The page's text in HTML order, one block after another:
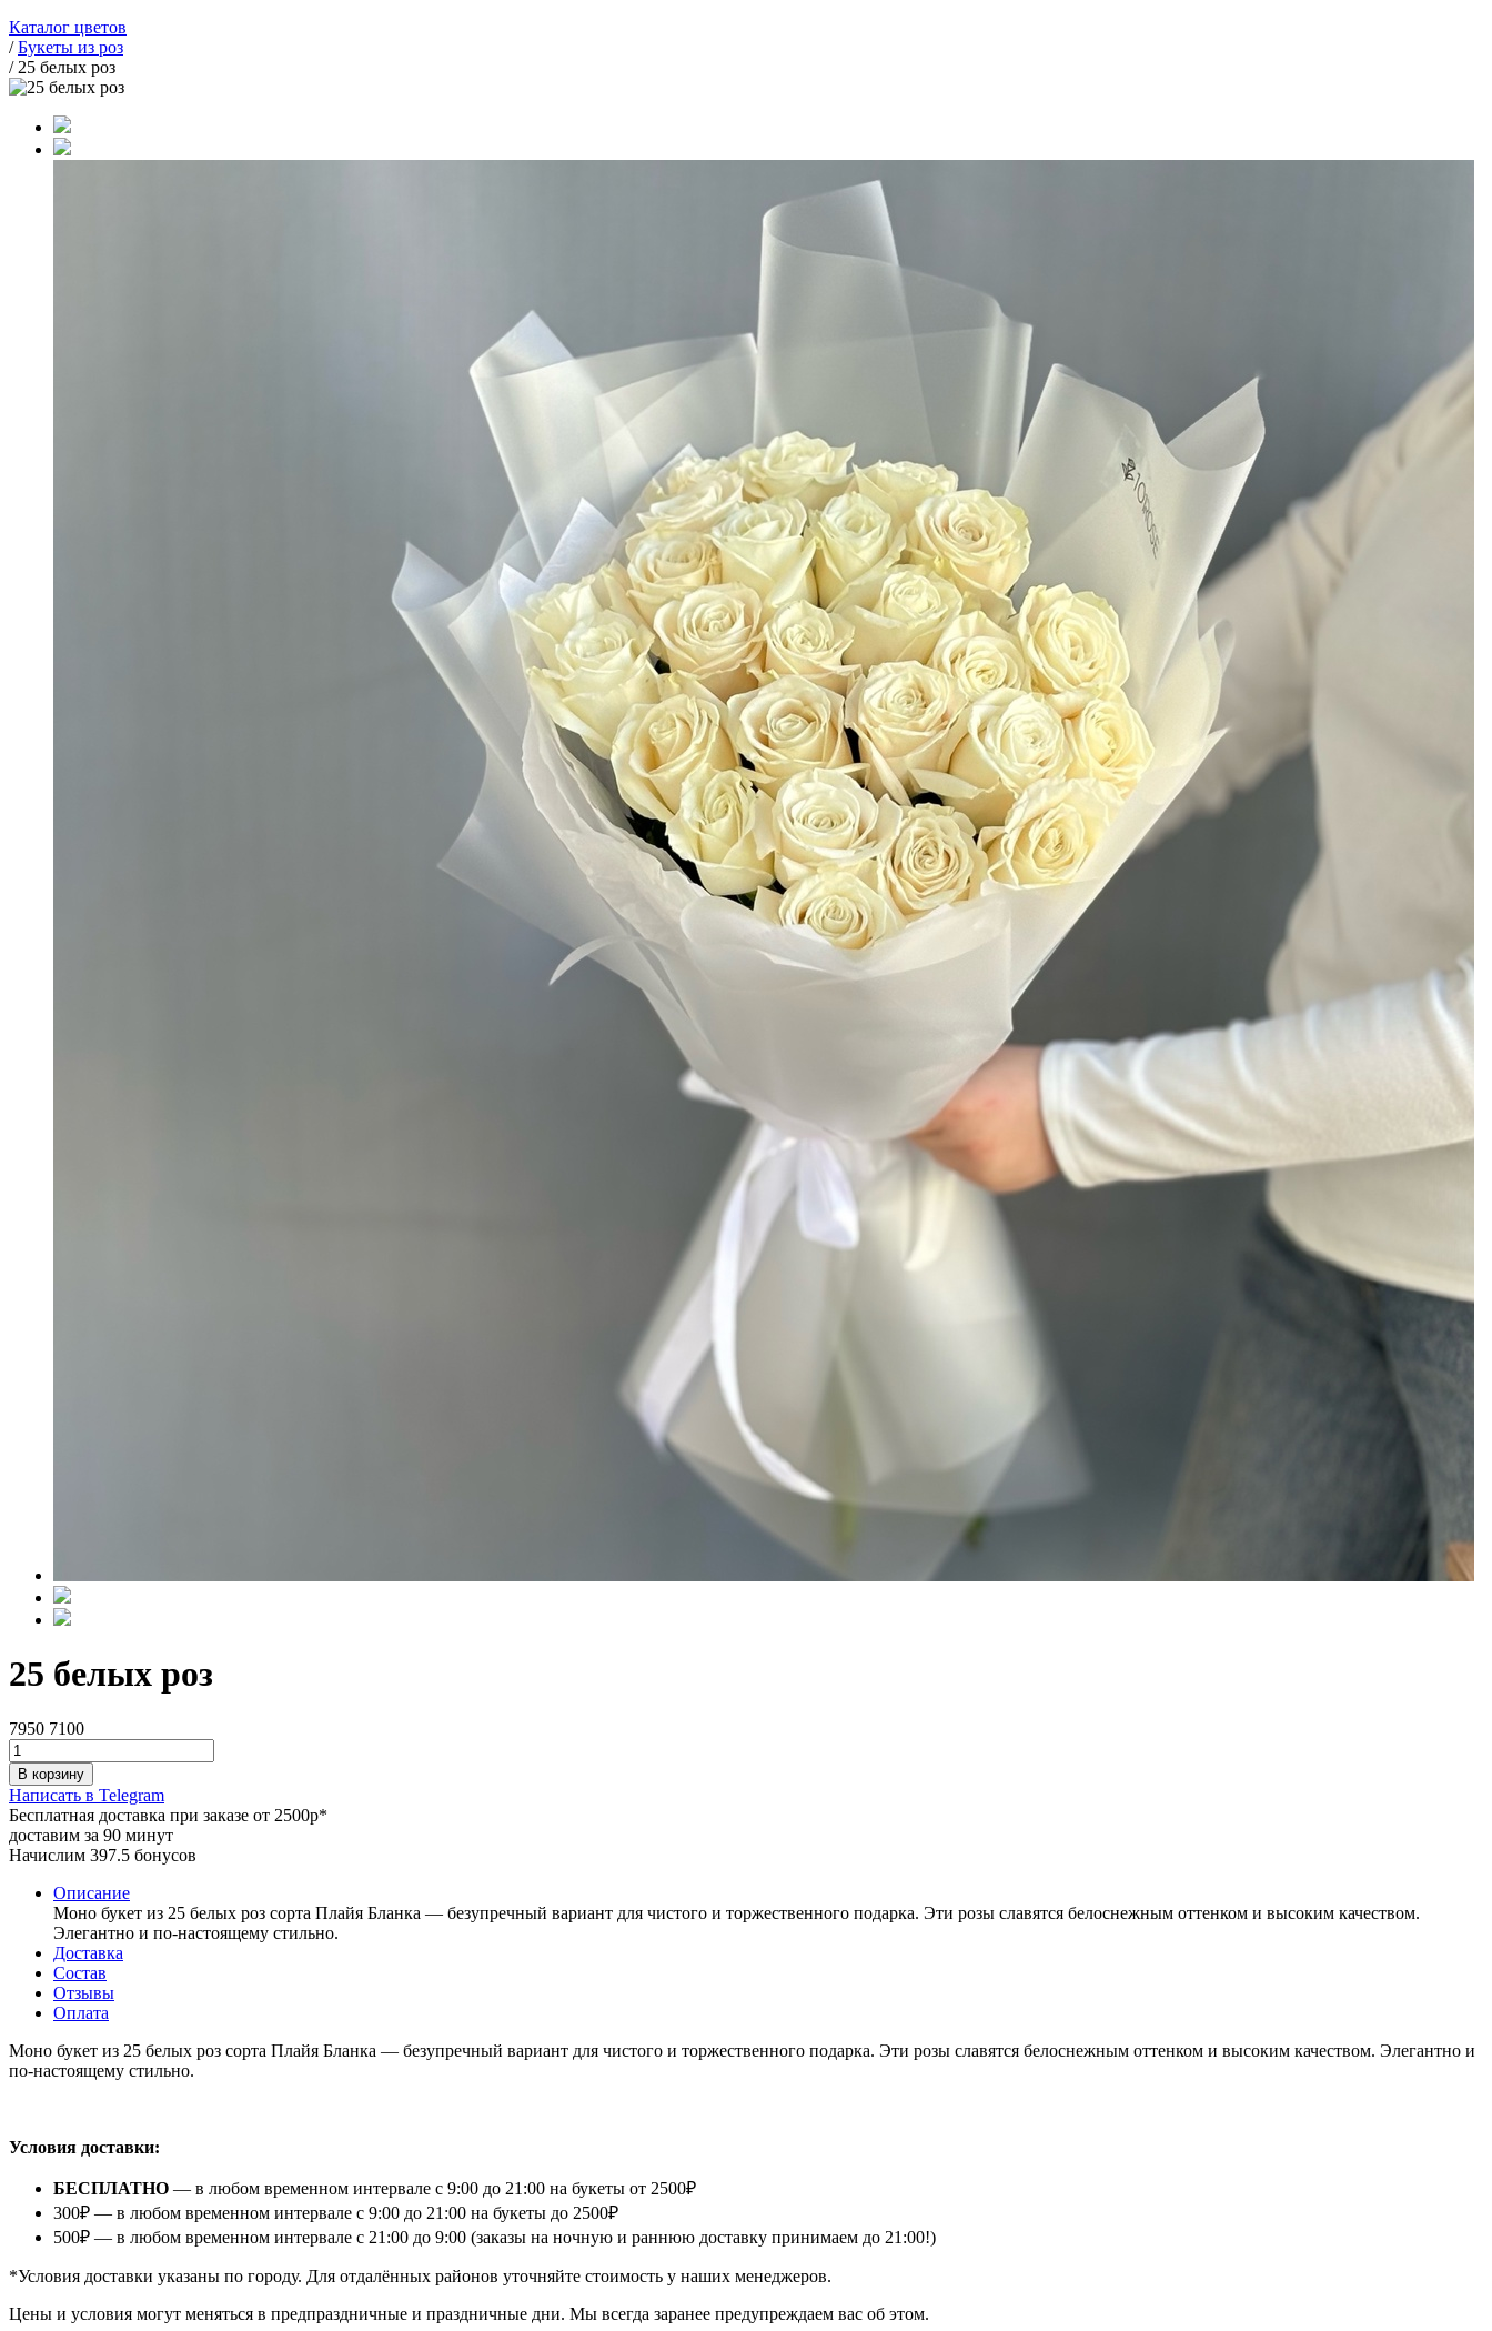
Каталог цветов
/Букеты из роз
/ 25 белых роз
25 белых роз
7950 7100
В корзину
Написать в Telegram
Бесплатная доставка при заказе от 2500р*
доставим за 90 минут
Начислим 397.5 бонусов
Описание
Моно букет из 25 белых роз сорта Плайя Бланка — безупречный вариант для чистого и торжественного подарка. Эти розы славятся белоснежным оттенком и высоким качеством.
Элегантно и по-настоящему стильно.
Доставка
Состав
Отзывы
Оплата
Моно букет из 25 белых роз сорта Плайя Бланка — безупречный вариант для чистого и торжественного подарка. Эти розы славятся белоснежным оттенком и высоким качеством. Элегантно и
по-настоящему стильно.
Условия доставки:
БЕСПЛАТНО — в любом временном интервале с 9:00 до 21:00 на букеты от 2500₽
300₽ — в любом временном интервале с 9:00 до 21:00 на букеты до 2500₽
500₽ — в любом временном интервале с 21:00 до 9:00 (заказы на ночную и раннюю доставку принимаем до 21:00!)
*Условия доставки указаны по городу. Для отдалённых районов уточняйте стоимость у наших менеджеров.
Цены и условия могут меняться в предпраздничные и праздничные дни. Мы всегда заранее предупреждаем вас об этом.